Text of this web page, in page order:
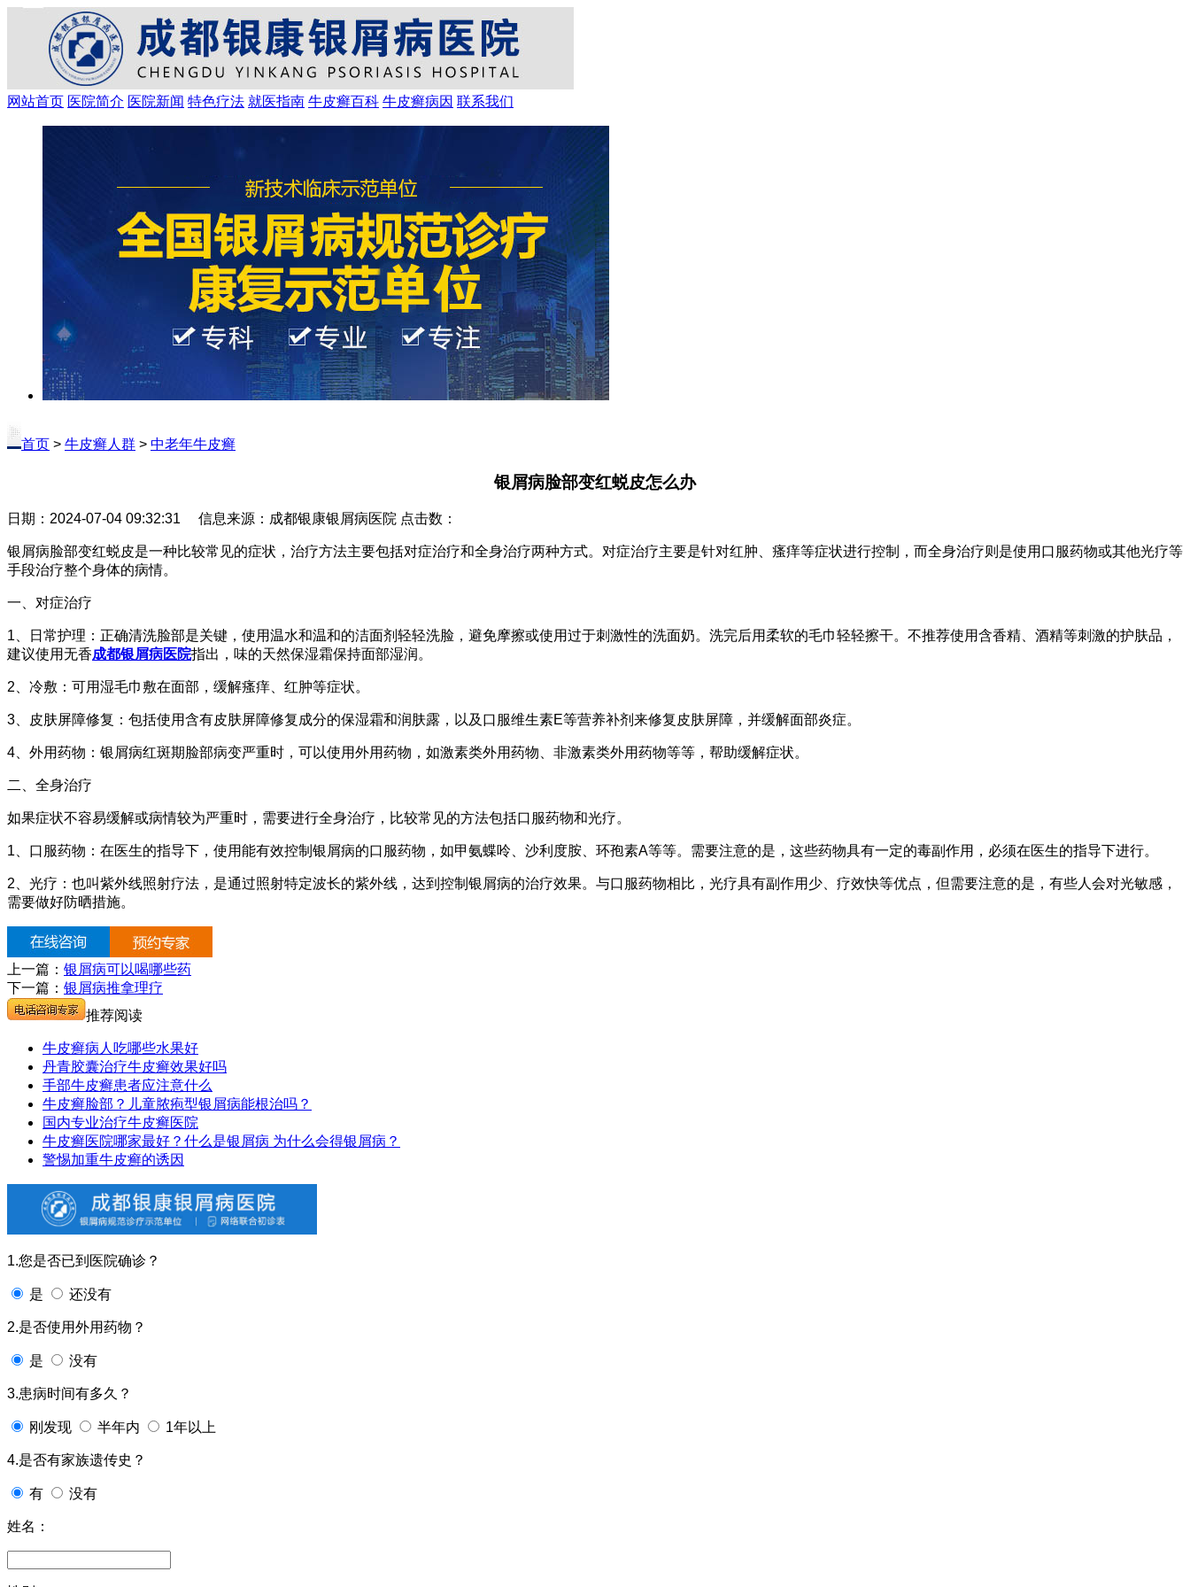
网站首页 医院简介 医院新闻 特色疗法 就医指南 牛皮癣百科 牛皮癣病因 联系我们
首页 > 牛皮癣人群 > 中老年牛皮癣
银屑病脸部变红蜕皮怎么办
日期：2024-07-04 09:32:31 信息来源：成都银康银屑病医院 点击数：
银屑病脸部变红蜕皮是一种比较常见的症状，治疗方法主要包括对症治疗和全身治疗两种方式。对症治疗主要是针对红肿、瘙痒等症状进行控制，而全身治疗则是使用口服药物或其他光疗等
手段治疗整个身体的病情。
一、对症治疗
1、日常护理：正确清洗脸部是关键，使用温水和温和的洁面剂轻轻洗脸，避免摩擦或使用过于刺激性的洗面奶。洗完后用柔软的毛巾轻轻擦干。不推荐使用含香精、酒精等刺激的护肤品，
建议使用无香成都银屑病医院指出，味的天然保湿霜保持面部湿润。
2、冷敷：可用湿毛巾敷在面部，缓解瘙痒、红肿等症状。
3、皮肤屏障修复：包括使用含有皮肤屏障修复成分的保湿霜和润肤露，以及口服维生素E等营养补剂来修复皮肤屏障，并缓解面部炎症。
4、外用药物：银屑病红斑期脸部病变严重时，可以使用外用药物，如激素类外用药物、非激素类外用药物等等，帮助缓解症状。
二、全身治疗
如果症状不容易缓解或病情较为严重时，需要进行全身治疗，比较常见的方法包括口服药物和光疗。
1、口服药物：在医生的指导下，使用能有效控制银屑病的口服药物，如甲氨蝶呤、沙利度胺、环孢素A等等。需要注意的是，这些药物具有一定的毒副作用，必须在医生的指导下进行。
2、光疗：也叫紫外线照射疗法，是通过照射特定波长的紫外线，达到控制银屑病的治疗效果。与口服药物相比，光疗具有副作用少、疗效快等优点，但需要注意的是，有些人会对光敏感，
需要做好防晒措施。
上一篇： 银屑病可以喝哪些药
下一篇： 银屑病推拿理疗
推荐阅读
牛皮癣病人吃哪些水果好
丹青胶囊治疗牛皮癣效果好吗
手部牛皮癣患者应注意什么
牛皮癣脸部？儿童脓疱型银屑病能根治吗？
国内专业治疗牛皮癣医院
牛皮癣医院哪家最好？什么是银屑病 为什么会得银屑病？
警惕加重牛皮癣的诱因
1.您是否已到医院确诊？
是 还没有
2.是否使用外用药物？
是 没有
3.患病时间有多久？
刚发现 半年内 1年以上
4.是否有家族遗传史？
有 没有
姓名：